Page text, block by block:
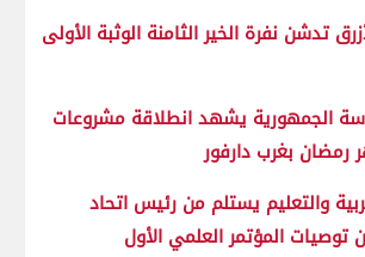
تدشن نفرة الخير الثامنة الوثبة الأولى
الجمهورية يشهد انطلاقة مشروعات
رمضان بغرب دارفور
والتعليم يستلم من رئيس اتحاد
توصيات المؤتمر العلمي الأول